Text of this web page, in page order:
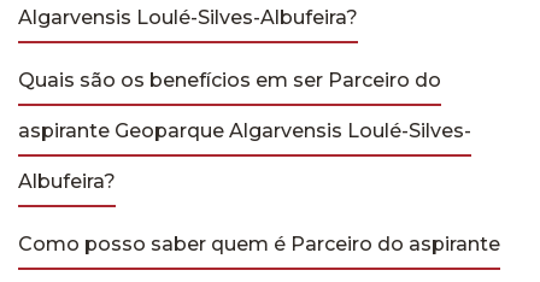
Algarvensis Loulé-Silves-Albufeira?
Quais são os benefícios em ser Parceiro do
aspirante Geoparque Algarvensis Loulé-Silves-
Albufeira?
Como posso saber quem é Parceiro do aspirante